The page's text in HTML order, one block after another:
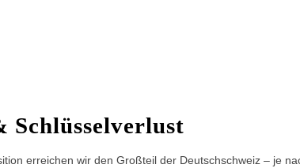
erreichen wir den Großteil der Deutschschweiz – je